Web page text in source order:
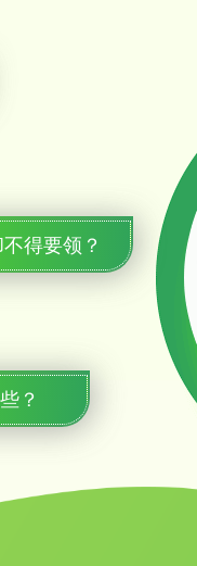
得要领？
？